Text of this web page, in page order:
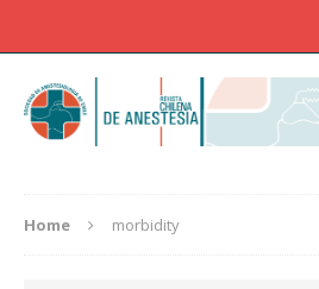
Home morbidity